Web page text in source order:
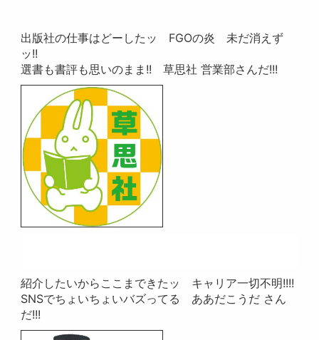
出版社の仕事はどーしたッ FGOの炎 未だ消えず
ッ!!
選書も書評も思いのまま!! 草思社 営業部さんだ!!!
紹介したいからここまできたッ キャリア一切不明!!!!
SNSでちょいちょいバズってる ああだこうだ さん
だ!!!